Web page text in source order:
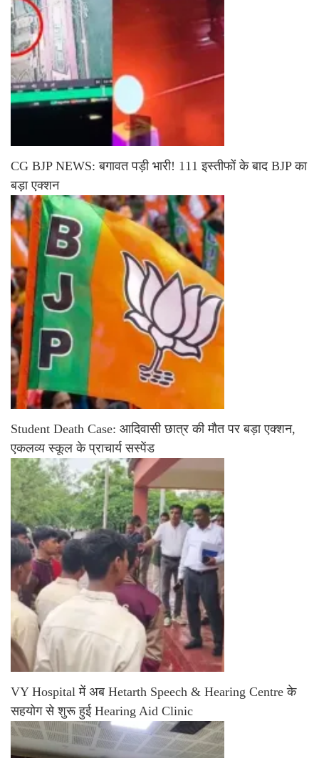
CG BJP NEWS: बगावत पड़ी भारी! 111 इस्तीफों के बाद BJP का
बड़ा एक्शन
Student Death Case: आदिवासी छात्र की मौत पर बड़ा एक्शन,
एकलव्य स्कूल के प्राचार्य सस्पेंड
VY Hospital में अब Hetarth Speech & Hearing Centre के
सहयोग से शुरू हुई Hearing Aid Clinic